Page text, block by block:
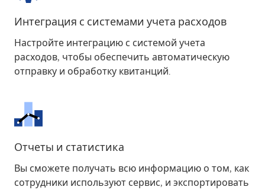
Интеграция с системами учета расходов
Настройте интеграцию с системой учета
расходов, чтобы обеспечить автоматическую
отправку и обработку квитанций.
Отчеты и статистика
Вы сможете получать всю информацию о том, как
сотрудники используют сервис, и экспортировать